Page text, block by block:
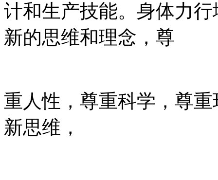
计和生产技能。身体力
新的思维和理念，尊
重人性，尊重科学，尊
新思维，